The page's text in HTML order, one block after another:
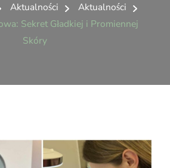
Aktualności
Aktualności
Sekret Gładkiej i Promiennej
Skóry